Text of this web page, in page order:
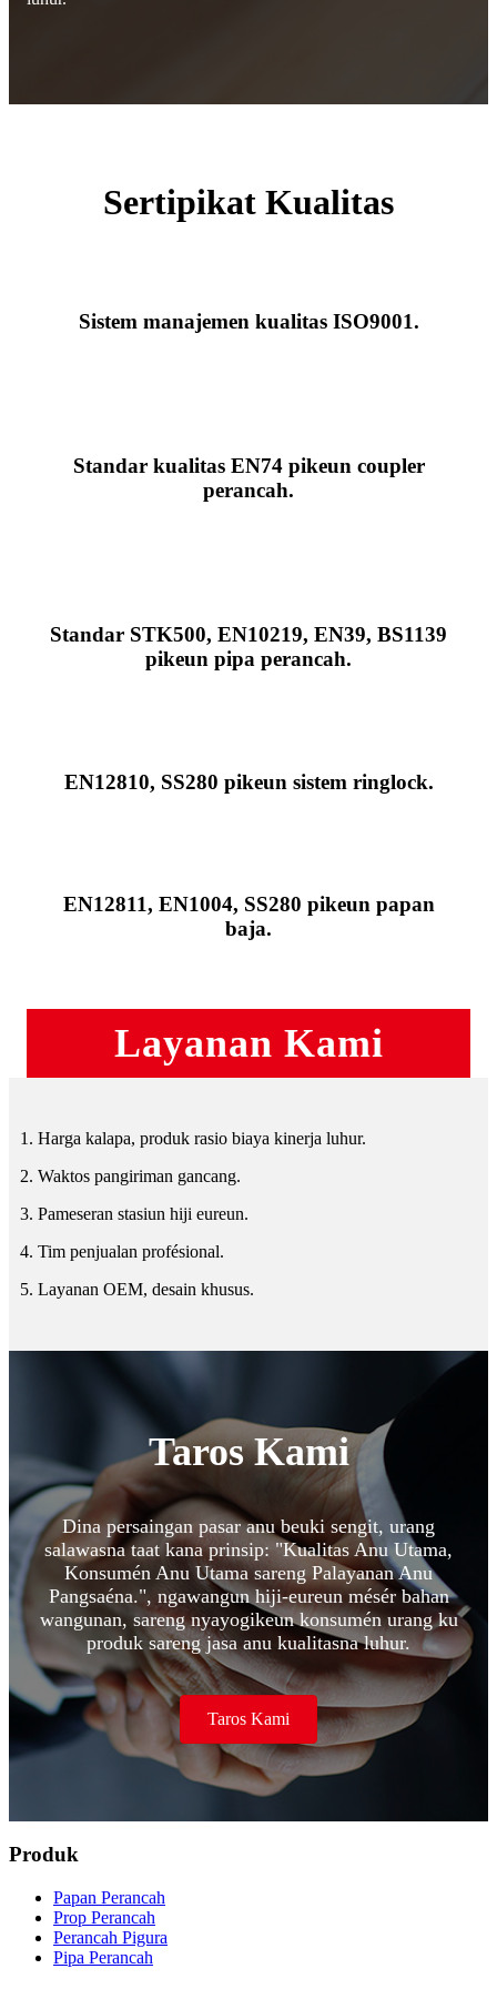
Sertipikat Kualitas
Sistem manajemen kualitas ISO9001.
Standar kualitas EN74 pikeun coupler
perancah.
Standar STK500, EN10219, EN39, BS1139
pikeun pipa perancah.
EN12810, SS280 pikeun sistem ringlock.
EN12811, EN1004, SS280 pikeun papan
baja.
Layanan Kami
1. Harga kalapa, produk rasio biaya kinerja luhur.
2. Waktos pangiriman gancang.
3. Pameseran stasiun hiji eureun.
4. Tim penjualan profésional.
5. Layanan OEM, desain khusus.
Taros Kami
Dina persaingan pasar anu beuki sengit, urang
salawasna taat kana prinsip: "Kualitas Anu Utama,
Konsumén Anu Utama sareng Palayanan Anu
Pangsaéna.", ngawangun hiji-eureun mésér bahan
wangunan, sareng nyayogikeun konsumén urang ku
produk sareng jasa anu kualitasna luhur.
Taros Kami
Produk
Papan Perancah
Prop Perancah
Perancah Pigura
Pipa Perancah